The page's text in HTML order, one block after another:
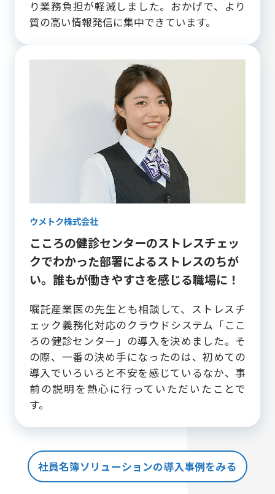
り業務負担が軽減しました。おかげで、より
質の高い情報発信に集中できています。
ウメトク株式会社
こころの健診センターのストレスチェッ
クでわかった部署によるストレスのちが
い。 誰もが働きやすさを感じる職場に！
嘱託産業医の先生とも相談して、ストレスチ
ェック義務化対応のクラウドシステム「ここ
ろの健診センター」の導入を決めました。そ
の際、一番の決め手になったのは、初めての
導入でいろいろと不安を感じているなか、事
前の説明を熱心に行っていただいたことで
す。
社員名簿ソリューションの導入事例をみる